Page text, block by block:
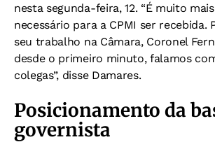
nesta segunda-feira, 12. “É muito
necessário para a CPMI ser recebida.
seu trabalho na Câmara, Coronel
desde o primeiro minuto, falamos
colegas”, disse Damares.
Posicionamento da
governista